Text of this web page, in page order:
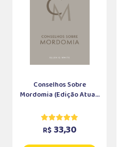
Conselhos Sobre
Mordomia (Edição Atua...
R$ 33,30